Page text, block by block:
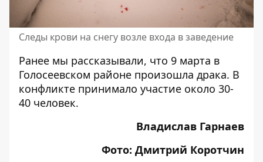
Следы крови на снегу возле входа в заведение
Ранее мы рассказывали, что 9 марта в
Голосеевском районе произошла драка. В
конфликте принимало участие около 30-
40 человек.
Владислав Гарнаев
Фото: Дмитрий Коротчин